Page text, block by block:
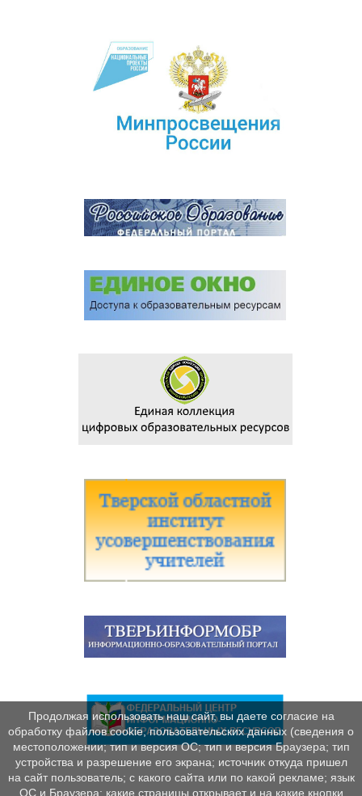
Продолжая использовать наш сайт, вы даете согласие на
обработку файлов cookie, пользовательских данных (сведения о
местоположении; тип и версия ОС; тип и версия Браузера; тип
устройства и разрешение его экрана; источник откуда пришел
на сайт пользователь; с какого сайта или по какой рекламе; язык
ОС и Браузера; какие страницы открывает и на какие кнопки